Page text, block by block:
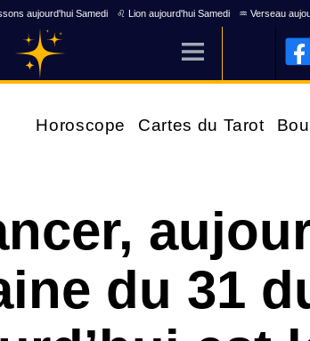
aujourd'hui Samedi ♌ Lion aujourd'hui Samedi ♒ Verseau
Horoscope Cartes du Tarot
du 31